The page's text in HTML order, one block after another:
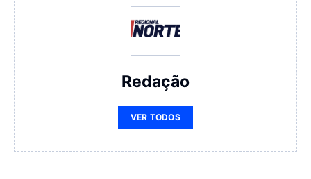
Redação
VER TODOS